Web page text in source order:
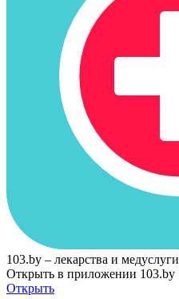
103.by – лекарства и медуслуги
Открыть в приложении 103.by
Открыть